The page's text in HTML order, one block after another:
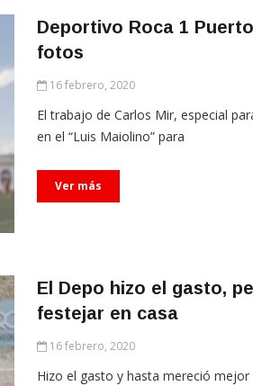
Deportivo Roca 1
fotos
16 febrero, 2020
El trabajo de Carlos Mir, especial
en el “Luis Maiolino” para
Ver más
El Depo hizo el gasto,
festejar en casa
16 febrero, 2020
Hizo el gasto y hasta mereció